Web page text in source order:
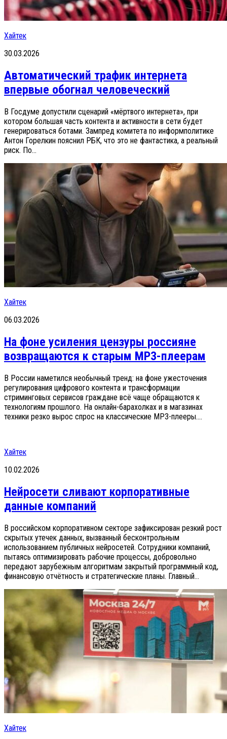
Хайтек
30.03.2026
Автоматический трафик интернета
впервые обогнал человеческий
В Госдуме допустили сценарий «мёртвого интернета», при
котором большая часть контента и активности в сети будет
генерироваться ботами. Зампред комитета по информполитике
Антон Горелкин пояснил РБК, что это не фантастика, а реальный
риск. По...
Хайтек
06.03.2026
На фоне усиления цензуры россияне
возвращаются к старым MP3-плеерам
В России наметился необычный тренд: на фоне ужесточения
регулирования цифрового контента и трансформации
стриминговых сервисов граждане всё чаще обращаются к
технологиям прошлого. На онлайн-барахолках и в магазинах
техники резко вырос спрос на классические MP3-плееры....
Хайтек
10.02.2026
Нейросети сливают корпоративные
данные компаний
В российском корпоративном секторе зафиксирован резкий рост
скрытых утечек данных, вызванный бесконтрольным
использованием публичных нейросетей. Сотрудники компаний,
пытаясь оптимизировать рабочие процессы, добровольно
передают зарубежным алгоритмам закрытый программный код,
финансовую отчётность и стратегические планы. Главный...
Хайтек